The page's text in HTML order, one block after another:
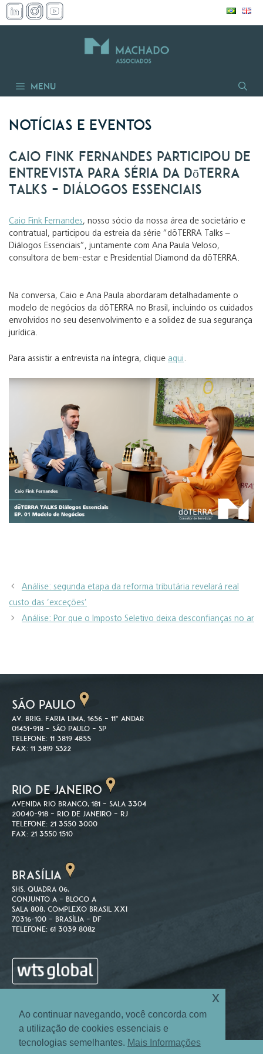
Pular
para
Menu
Notícias e Eventos
Caio Fink Fernandes participou de
entrevista para séria da dōTERRA
Talks – Diálogos Essenciais
Caio Fink Fernandes, nosso sócio da nossa área de societário e
contratual, participou da estreia da série “dōTERRA Talks –
Diálogos Essenciais”, juntamente com Ana Paula Veloso,
consultora de bem-estar e Presidential Diamond da dōTERRA.
Na conversa, Caio e Ana Paula abordaram detalhadamente o
modelo de negócios da dōTERRA no Brasil, incluindo os cuidados
envolvidos no seu desenvolvimento e a solidez de sua segurança
jurídica.
Para assistir a entrevista na íntegra, clique aqui.
Análise: segunda etapa da reforma tributária revelará real
custo das ‘exceções’
Análise: Por que o Imposto Seletivo deixa desconfianças no ar
SÃO PAULO
Av. Brig. Faria Lima, 1656 – 11º andar
01451-918 – São Paulo – SP
Telefone: 11 3819 4855
Fax: 11 3819 5322
RIO DE JANEIRO
Avenida Rio Branco, 181 – Sala 3304
20040-918 – Rio de Janeiro – RJ
Telefone: 21 3550 3000
Fax: 21 3550 1510
BRASÍLIA
SHS. Quadra 06,
Conjunto A – Bloco A
Sala 808, Complexo Brasil XXI
70316-100 – Brasília – DF
Telefone: 61 3039 8082
Ao continuar navegando, você concorda com
a utilização de cookies essenciais e
tecnologias semelhantes. Mais Informações
x